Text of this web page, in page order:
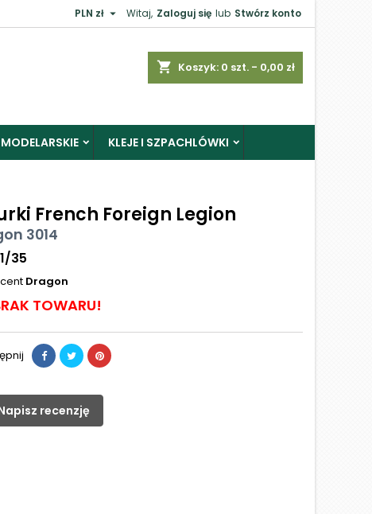
Witaj, Zaloguj się lub Stwórz konto
PLN zł 
shopping_cart Koszyk: 0 szt. - 0,00 zł
KLEJE I SZPACHLÓWKI
French Foreign Legion
3014
1/35
Dragon
TOWARU!
recenzję